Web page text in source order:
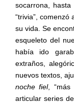
socarrona,
“trivia”,
su vida. Se
esqueleto del
había ido
extraños,
nuevos textos,
noche fiel, “más
articular series